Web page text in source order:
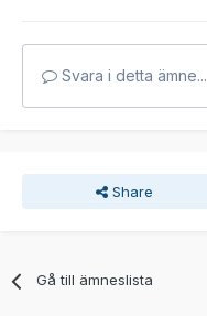
Svara i detta ämne...
Share
Gå till ämneslista